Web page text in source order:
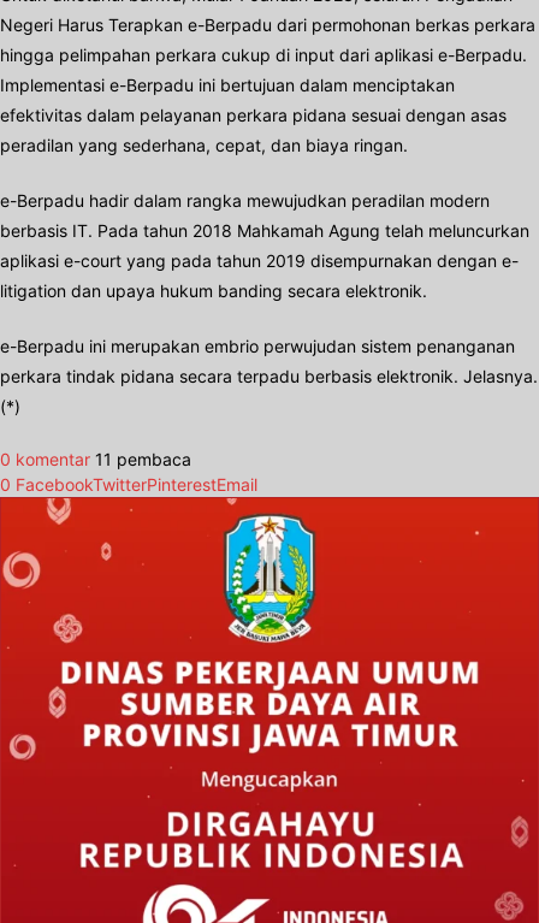
Negeri Harus Terapkan e-Berpadu dari permohonan berkas perkara
hingga pelimpahan perkara cukup di input dari aplikasi e-Berpadu.
Implementasi e-Berpadu ini bertujuan dalam menciptakan
efektivitas dalam pelayanan perkara pidana sesuai dengan asas
peradilan yang sederhana, cepat, dan biaya ringan.
e-Berpadu hadir dalam rangka mewujudkan peradilan modern
berbasis IT. Pada tahun 2018 Mahkamah Agung telah meluncurkan
aplikasi e-court yang pada tahun 2019 disempurnakan dengan e-
litigation dan upaya hukum banding secara elektronik.
e-Berpadu ini merupakan embrio perwujudan sistem penanganan
perkara tindak pidana secara terpadu berbasis elektronik. Jelasnya.
(*)
0 komentar 11 pembaca
0 FacebookTwitterPinterestEmail